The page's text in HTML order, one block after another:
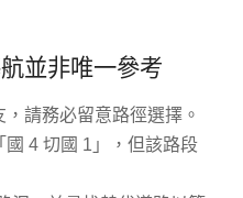
並非唯一參考
請務必留意路徑選擇。
4 切國 1」，但該路段